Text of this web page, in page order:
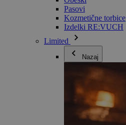
Pasovi
Kozmetične torbice
Izdelki RE:VUCH
Limited
Nazaj